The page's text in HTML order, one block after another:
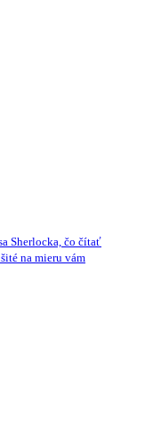
Sherlocka, čo čítať
na mieru vám